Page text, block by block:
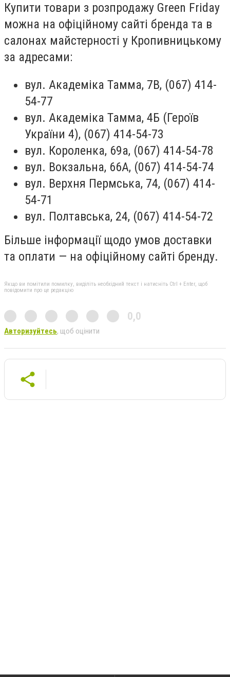
Купити товари з розпродажу Green Friday
можна на офіційному сайті бренда та в
салонах майстерності у Кропивницькому
за адресами:
вул. Академіка Тамма, 7В, (067) 414-
54-77
вул. Академіка Тамма, 4Б (Героїв
України 4), (067) 414-54-73
вул. Короленка, 69а, (067) 414-54-78
вул. Вокзальна, 66А, (067) 414-54-74
вул. Верхня Пермська, 74, (067) 414-
54-71
вул. Полтавська, 24, (067) 414-54-72
Більше інформації щодо умов доставки
та оплати — на офіційному сайті бренду.
Якщо ви помітили помилку, виділіть необхідний текст і натисніть Ctrl + Enter, щоб
повідомити про це редакцію
0,0
Авторизуйтесь, щоб оцінити